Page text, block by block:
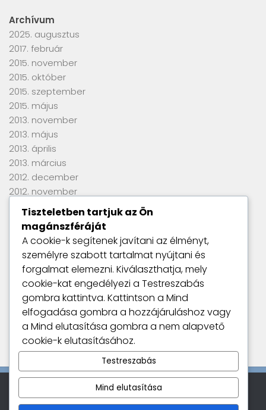
Archívum
2025. augusztus
2017. február
2015. november
2015. október
2015. szeptember
2015. május
2013. november
2013. május
2013. április
2013. március
2012. december
2012. november
2012. szeptember
2012. június
2012. április
2012. március
2012. január
2011. szeptember
Utolsó kommentek
Nincs megjeleníthető bejegyzés.
Tiszteletben tartjuk az Ön
magánszféráját
A cookie-k segítenek javítani az élményt,
személyre szabott tartalmat nyújtani és
forgalmat elemezni. Kiválaszthatja, mely
cookie-kat engedélyezi a Testreszabás
gombra kattintva. Kattintson a Mind
elfogadása gombra a hozzájáruláshoz vagy
a Mind elutasítása gombra a nem alapvető
cookie-k elutasításához.
Testreszabás
Mind elutasítása